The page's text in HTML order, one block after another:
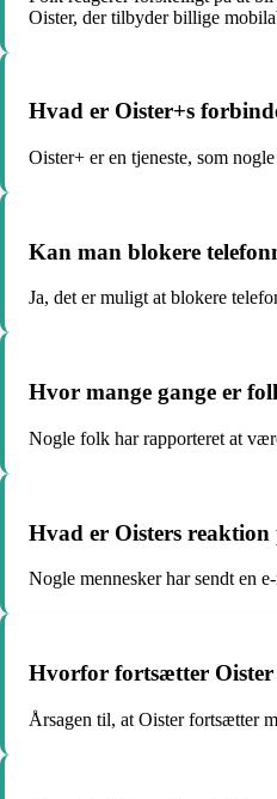
Oister, der tilbyder billige
Hvad er Oister+s
Oister+ er en tjeneste, som
Kan man blokere
Ja, det er muligt at blokere
Hvor mange gange er
Nogle folk har rapporteret at
Hvad er Oisters
Nogle mennesker har sendt en
Hvorfor fortsætter Oister
Årsagen til, at Oister fortsætter